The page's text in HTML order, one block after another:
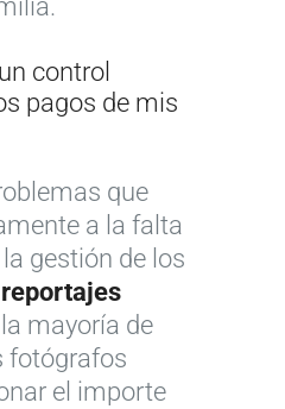
control
pagos de mis
que
a la falta
gestión de los
reportajes
la mayoría de
fotógrafos
el importe